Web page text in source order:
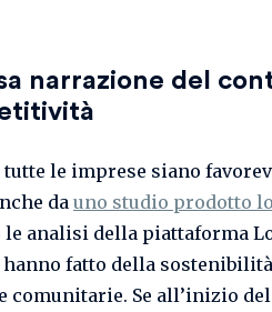
narrazione del
tutte le imprese siano
da uno studio prodotto
le analisi della piattaforma
hanno fatto della
comunitarie. Se all’inizio